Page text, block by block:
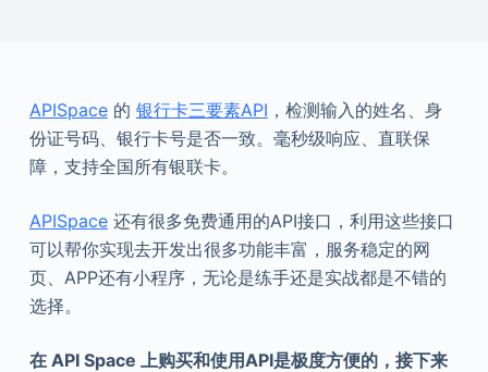
APISpace的 银行卡三要素API ，检测输入的姓名、身
份证号码、银行卡号是否一致。毫秒级响应、直联保
障，支持全国所有银联卡。
APISpace还有很多免费通用的API接口，利用这些接口
可以帮你实现去开发出很多功能丰富，服务稳定的网
页、APP还有小程序，无论是练手还是实战都是不错的
选择。
在 APISpace 上购买和使用API是极度方便的，接下来